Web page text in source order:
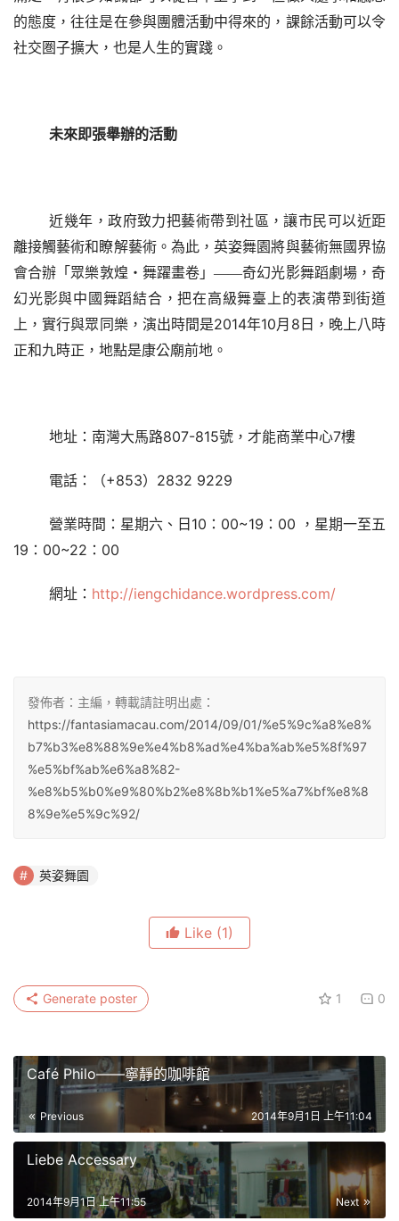
的態度，往往是在參與團體活動中得來的，課餘活動可以令
社交圏子擴大，也是人生的實踐。
未來即張舉辦的活動
近幾年，政府致力把藝術帶到社區，讓市民可以近距
離接觸藝術和瞭解藝術。為此，英姿舞園將與藝術無國界協
會合辦「眾樂敦煌 ‧ 舞躍畫卷」——奇幻光影舞蹈劇場，奇
幻光影與中國舞蹈結合，把在高級舞臺上的表演帶到街道
上，實行與眾同樂，演出時間是2014年10月 8 日，晚上八時
正和九時正，地點是康公廟前地。
地址：南灣大馬路807-815號，才能商業中心7樓
電話：（+853） 2832 9229
營業時間：星期六、日 10 ： 00~19 ： 00 ， 星期一至五
19 ： 00~22 ： 00
網址： http://iengchidance.wordpress.com/
發佈者：主編，轉載請註明出處：
https://fantasiamacau.com/2014/09/01/%e5%9c%a8%e8%
b7%b3%e8%88%9e%e4%b8%ad%e4%ba%ab%e5%8f%97
%e5%bf%ab%e6%a8%82-
%e8%b5%b0%e9%80%b2%e8%8b%b1%e5%a7%bf%e8%8
8%9e%e5%9c%92/
英姿舞園
Like (1)
1 0
Generate poster
Café Philo——寧靜的咖啡館
Previous 2014年9月1日 上午11:04
Liebe Accessary
Next
2014年9月1日 上午11:55